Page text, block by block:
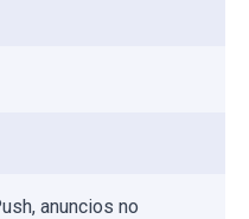
anuncios no